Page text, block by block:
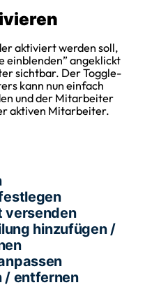
aktiviert werden soll,
einblenden” angeklickt
sichtbar. Der Toggle-
kann nun einfach
und der Mitarbeiter
aktiven Mitarbeiter.
versenden
hinzufügen /
/ entfernen